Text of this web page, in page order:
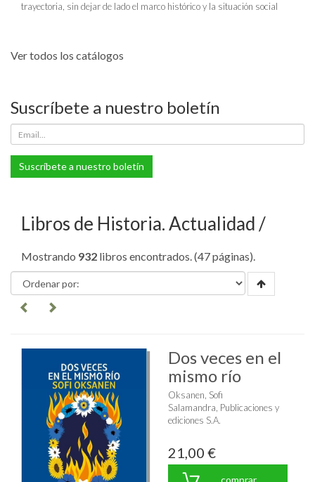
trayectoria, sin dejar de lado el marco histórico y la situación social
Ver todos los catálogos
Suscríbete a nuestro boletín
Suscríbete a nuestro boletín
Libros de Historia. Actualidad
Mostrando 932 libros encontrados. (47 páginas).
Dos veces en el
mismo río
Oksanen, Sofi
Salamandra, Publicaciones y
ediciones S.A.
21,00 €